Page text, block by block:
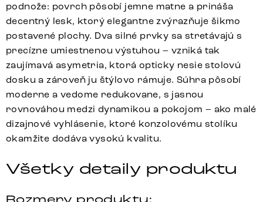
podnože: povrch pôsobí jemne matne a prináša
decentný lesk, ktorý elegantne zvýrazňuje šikmo
postavené plochy. Dva silné prvky sa stretávajú s
precízne umiestnenou výstuhou – vzniká tak
zaujímavá asymetria, ktorá opticky nesie stolovú
dosku a zároveň ju štýlovo rámuje. Súhra pôsobí
moderne a vedome redukovane, s jasnou
rovnováhou medzi dynamikou a pokojom – ako malé
dizajnové vyhlásenie, ktoré konzolovému stolíku
okamžite dodáva vysokú kvalitu.
Všetky detaily produktu